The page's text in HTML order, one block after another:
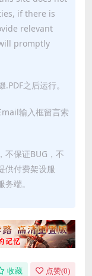
if there is
relevant
promptly
之后运行。
输入框留言索
不保证BUG，不
供付费架设服
端。
收藏 点赞(0)